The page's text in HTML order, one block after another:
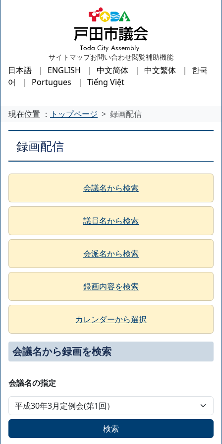
サイトマップお問い合わせ閲覧補助機能
日本語 ENGLISH 中文简体 中文繁体
한국
어
Portugues Tiếng Việt
現在位置 ： トップページ 録画配信
録画配信
会議名から検索
議員名から検索
会派名から検索
録画内容を検索
カレンダーから選択
会議名から録画を検索
会議名の指定
検索